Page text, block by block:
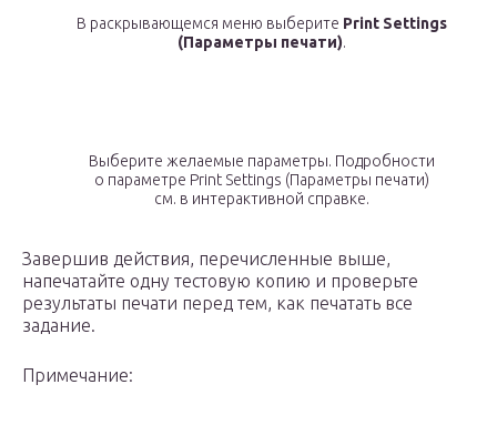
В раскрывающемся меню выберите Print Settings
(Параметры печати).
Выберите желаемые параметры. Подробности
о параметре Print Settings (Параметры печати)
см. в интерактивной справке.
Завершив действия, перечисленные выше,
напечатайте одну тестовую копию и проверьте
результаты печати перед тем, как печатать все
задание.
Примечание: